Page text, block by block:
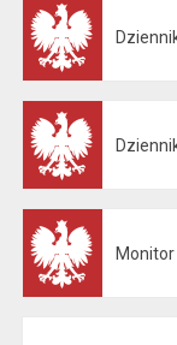
Monitor